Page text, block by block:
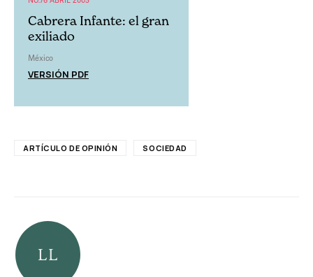
Cabrera Infante: el gran
exiliado
México
VERSIÓN PDF
ARTÍCULO DE OPINIÓN SOCIEDAD